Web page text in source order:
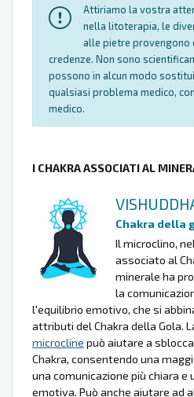
Attiriamo la vostra
nella litoterapia, le
alle pietre provengono
credenze. Non sono
possono in alcun modo
qualsiasi problema medico,
medico.
I CHAKRA ASSOCIATI AL
Chakra della
Il microclino,
associato al
minerale ha
la
l'equilibrio emotivo, che si
attributi del Chakra della Gola.
microcline può aiutare a
Chakra, consentendo una
una comunicazione più chiara
emotiva. Può anche aiutare ad